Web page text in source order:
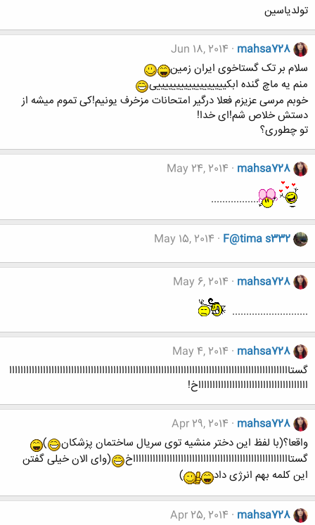
تولدیاسین
mahsa728
Jun 18, 2014
سلام بر تک گستاخوی ایران زمین
منم یه ماچ گنده ابکییییییییییییییییییی
خوبم مرسی عزیزم فعلا درگیر امتحانات مزخرف یونیم!کی تموم میشه از
دستش خلاص شم!ای خدا!
تو چطوری؟
mahsa728
May 24, 2014
.................
F@tima s332
May 15, 2014
mahsa728
May 6, 2014
...........................
mahsa728
May 4, 2014
گستاااااااااااااااااااااااااااااااااااااااااااااااااااااااااااااااااااااااااااااااااااااااااااااااااااا
اااااااااااااااااااااااااااااااااااااااخ!
mahsa728
Apr 29, 2014
واقعا؟(با لفظ این دختر منشیه توی سریال ساختمان پزشکان
)
گستااااااااااااااااااااااااااااااااااااااااااااااااااااااااخ
(وای الان خیلی گفتن
این کلمه بهم انرژی داد
)
mahsa728
Apr 25, 2014